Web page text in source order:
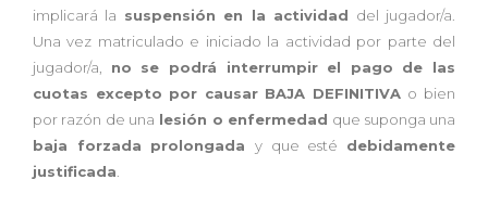
implicará la suspensión en la actividad del jugador/a.
Una vez matriculado e iniciado la actividad por parte del
jugador/a, no se podrá interrumpir el pago de las
cuotas excepto por causar BAJA DEFINITIVA o bien
por razón de una lesión o enfermedad que suponga una
baja forzada prolongada y que esté debidamente
justificada.